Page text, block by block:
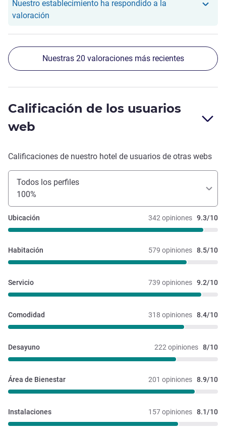
habitación era muy espaciosa, el baño y la ducha muy
buena.La ubicación es excelente, a metros del subte,
Nuestro establecimiento ha respondido a la
valoración
Nuestras 20 valoraciones más recientes
Calificación de los usuarios
web
Calificaciones de nuestro hotel de usuarios de otras webs
Todos los perfiles
100%
342 opiniones 9.3/10
Ubicación
579 opiniones 8.5/10
Habitación
739 opiniones 9.2/10
Servicio
318 opiniones 8.4/10
Comodidad
222 opiniones 8/10
Desayuno
201 opiniones 8.9/10
Área de Bienestar
157 opiniones 8.1/10
Instalaciones